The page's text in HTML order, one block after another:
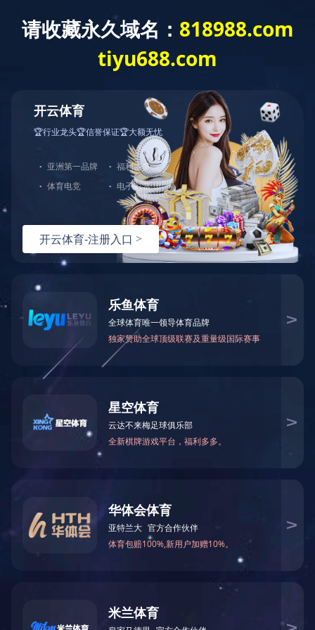
Our strengths
NEWS AND INFORMATION
LINKS
{dede:flink titlelen='80' row='24' type='text'}
[field:link/]
TAGS
关于我们 产品与服务
0769-22891678